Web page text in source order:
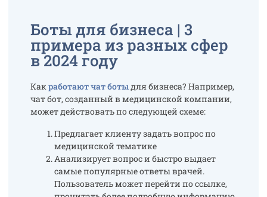
Боты для бизнеса | 3
примера из разных сфер
в 2024 году
Как работают чат боты для бизнеса? Например,
чат бот, созданный в медицинской компании,
может действовать по следующей схеме:
Предлагает клиенту задать вопрос по
медицинской тематике
Анализирует вопрос и быстро выдает
самые популярные ответы врачей.
Пользователь может перейти по ссылке,